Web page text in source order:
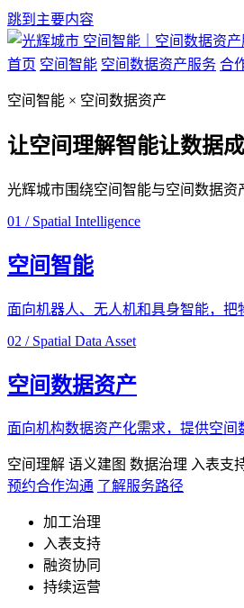
跳到主要内容
空间智能｜空间数据资
首页 空间智能 空间数据资产服务 合
空间智能 × 空间数据资产
让空间理解智能让数据
光辉城市围绕空间智能与空间数据资
01 / Spatial Intelligence
空间智能
面向机器人、无人机和具身智能，把
02 / Spatial Data Asset
空间数据资产
面向机构数据资产化需求，提供空间
空间理解 语义建图 数据治理 入表支
预约合作沟通 了解服务路径
加工治理
入表支持
融资协同
持续运营